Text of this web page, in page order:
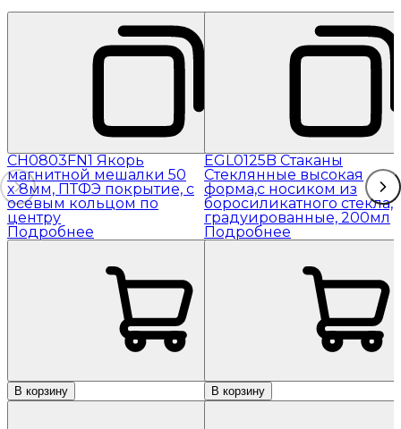
CH0803FN1 Якорь
магнитной мешалки 50
x 8мм, ПТФЭ покрытие, с
осевым кольцом по
центру
Подробнее
В корзину
EGL0125B Стаканы
Стеклянные высокая
форма,с носиком из
боросиликатного стекла,
градуированные, 200мл
Подробнее
В корзину